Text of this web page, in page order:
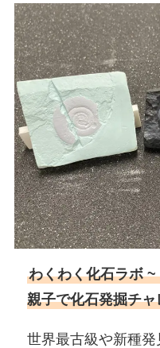
わくわく化石ラボ
親子で化石発掘チャ
世界最古級や新種